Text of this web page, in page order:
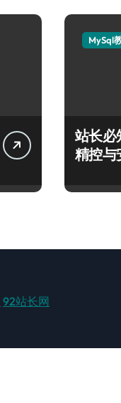
MySql
站长必
精控与
92站长网